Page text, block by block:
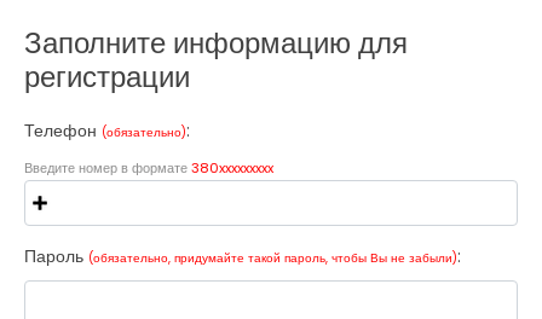
Заполните информацию для
регистрации
Телефон (обязательно):
Введите номер в формате380xxxxxxxxx
Пароль (обязательно, придумайте такой пароль, чтобы Вы не забыли):